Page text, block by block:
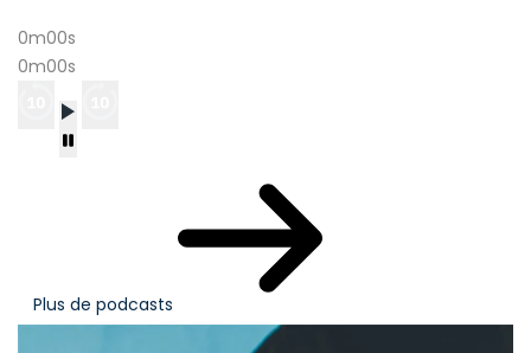
0m00s
0m00s
Plus de podcasts